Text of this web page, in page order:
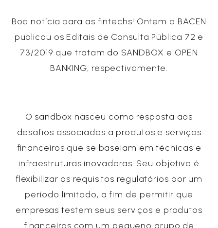
Boa notícia para as fintechs! Ontem o BACEN
publicou os Editais de Consulta Pública 72 e
73/2019 que tratam do SANDBOX e OPEN
BANKING, respectivamente.
O sandbox nasceu como resposta aos
desafios associados a produtos e serviços
financeiros que se baseiam em técnicas e
infraestruturas inovadoras. Seu objetivo é
flexibilizar os requisitos regulatórios por um
período limitado, a fim de permitir que
empresas testem seus serviços e produtos
financeiros com um pequeno grupo de